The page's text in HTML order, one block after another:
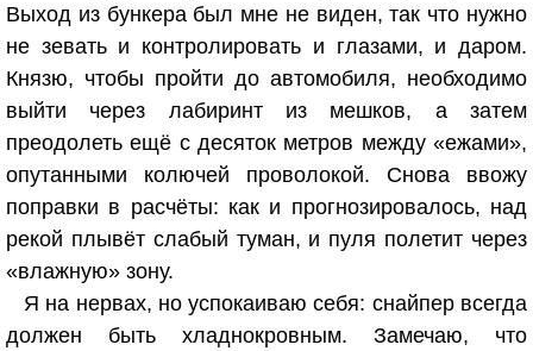
Выход из бункера был мне не виден, так что нужно
не зевать и контролировать и глазами, и даром.
Князю, чтобы пройти до автомобиля, необходимо
выйти через лабиринт из мешков, а затем
преодолеть ещё с десяток метров между «ежами»,
опутанными колючей проволокой. Снова ввожу
поправки в расчёты: как и прогнозировалось, над
рекой плывёт слабый туман, и пуля полетит через
«влажную» зону.
Я на нервах, но успокаиваю себя: снайпер всегда
должен быть хладнокровным. Замечаю, что